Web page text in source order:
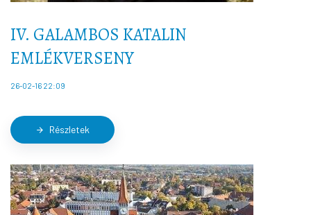
IV. GALAMBOS KATALIN
EMLÉKVERSENY
26-02-16 22:09
arrow_forward Részletek